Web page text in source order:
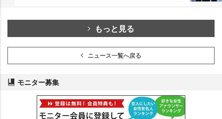
もっと見る
ニュース一覧へ戻る
モニター募集